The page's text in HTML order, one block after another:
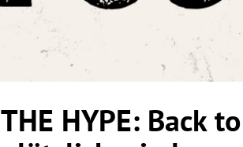
THE HYPE: Back